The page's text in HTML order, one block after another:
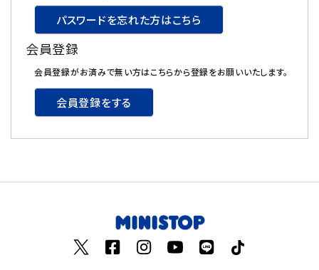
酒類
日用品
ギフト
パスワードを忘れた方はこちら
会員登録
会員登録がお済みで無い方はこちらから登録をお願いいたします。
会員登録をする